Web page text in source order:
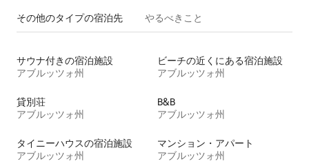
その他のタ⁠イ⁠プ⁠の宿⁠泊⁠先 やるべきこと
サウナ付きの宿泊施設
アブルッツォ州
ビーチの近くにある宿泊施設
アブルッツォ州
貸別荘
アブルッツォ州
B&B
アブルッツォ州
タイニーハウスの宿泊施設
アブルッツォ州
マンション・アパート
アブルッツォ州